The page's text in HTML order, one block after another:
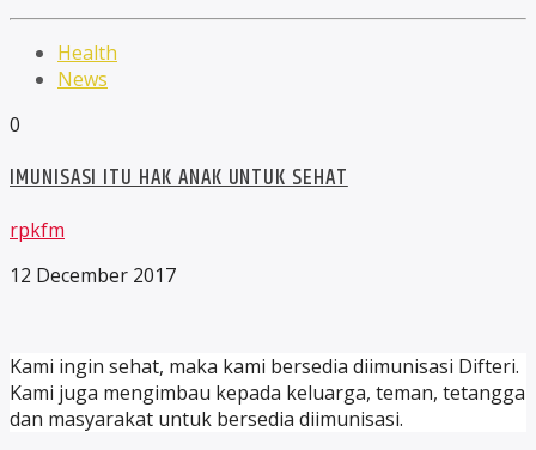
Health
News
0
IMUNISASI ITU HAK ANAK UNTUK SEHAT
rpkfm
12 December 2017
Kami ingin sehat, maka kami bersedia diimunisasi Difteri.
Kami juga mengimbau kepada keluarga, teman, tetangga
dan masyarakat untuk bersedia diimunisasi.